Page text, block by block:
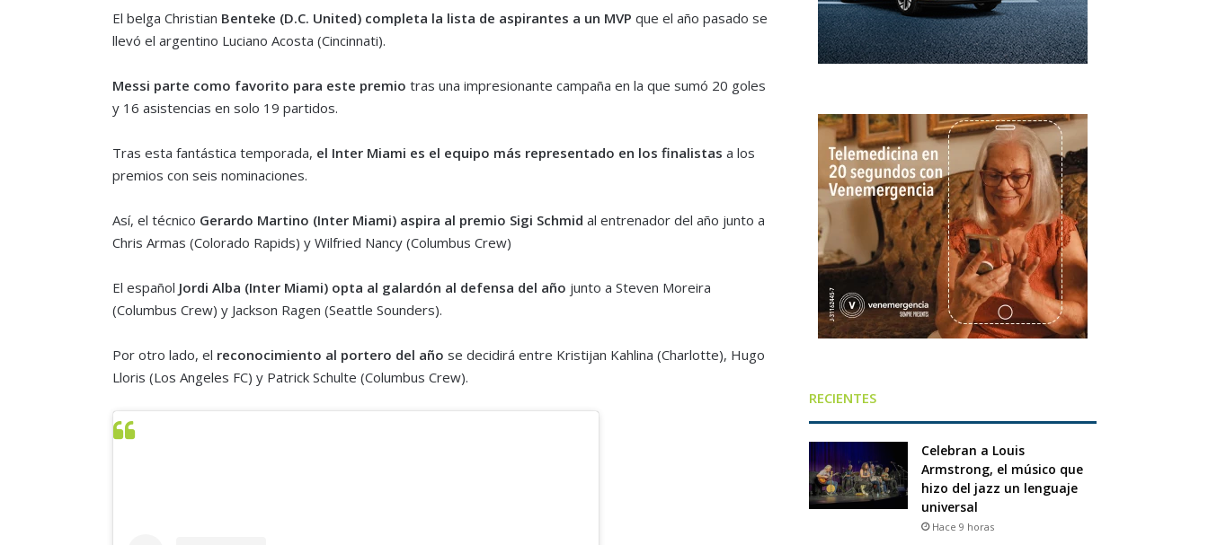
El belga Christian Benteke (D.C. United) completa la lista de aspirantes a un MVP que el año pasado se
llevó el argentino Luciano Acosta (Cincinnati).
Messi parte como favorito para este premio tras una impresionante campaña en la que sumó 20 goles
y 16 asistencias en solo 19 partidos.
Tras esta fantástica temporada, el Inter Miami es el equipo más representado en los finalistas a los
premios con seis nominaciones.
Así, el técnico Gerardo Martino (Inter Miami) aspira al premio Sigi Schmid al entrenador del año junto a
Chris Armas (Colorado Rapids) y Wilfried Nancy (Columbus Crew)
El español Jordi Alba (Inter Miami) opta al galardón al defensa del año junto a Steven Moreira
(Columbus Crew) y Jackson Ragen (Seattle Sounders).
Por otro lado, el reconocimiento al portero del año se decidirá entre Kristijan Kahlina (Charlotte), Hugo
Lloris (Los Angeles FC) y Patrick Schulte (Columbus Crew).
RECIENTES
Celebran a Louis
Armstrong, el músico que
hizo del jazz un lenguaje
universal
Hace 9 horas